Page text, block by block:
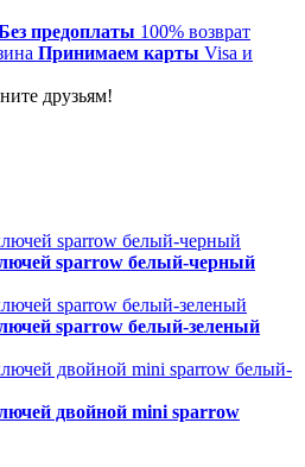
предоплаты 100% возврат
Принимаем карты Visa и
друзьям!
sparrow белый-черный
sparrow белый-зеленый
двойной mini sparrow